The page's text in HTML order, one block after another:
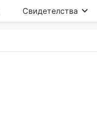
Свидетелства